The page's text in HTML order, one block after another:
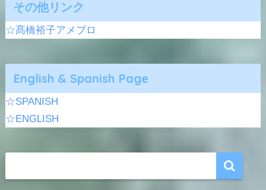
その他リンク
☆髙橋裕子アメブロ
English & Spanish Page
☆SPANISH
☆ENGLISH